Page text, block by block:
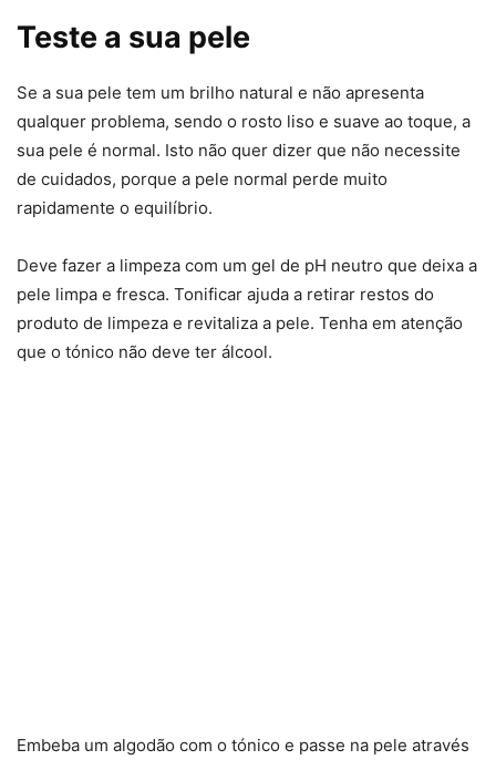
Teste a sua pele
Se a sua pele tem um brilho natural e não apresenta
qualquer problema, sendo o rosto liso e suave ao toque, a
sua pele é normal. Isto não quer dizer que não necessite
de cuidados, porque a pele normal perde muito
rapidamente o equilíbrio.
Deve fazer a limpeza com um gel de pH neutro que deixa a
pele limpa e fresca. Tonificar ajuda a retirar restos do
produto de limpeza e revitaliza a pele. Tenha em atenção
que o tónico não deve ter álcool.
Embeba um algodão com o tónico e passe na pele através